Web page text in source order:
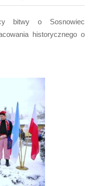
bitwy o Sosnowiec
historycznego o